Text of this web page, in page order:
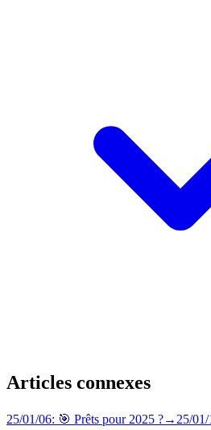
Articles connexes
25/01/06: 🎯 Prêts pour 2025 ?→ 25/01/